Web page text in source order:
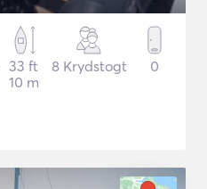
33 ft
10 m
8 Krydstogt 0